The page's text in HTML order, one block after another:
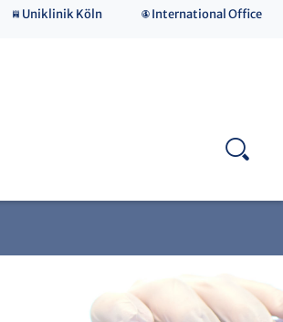
Uniklinik Köln International Office